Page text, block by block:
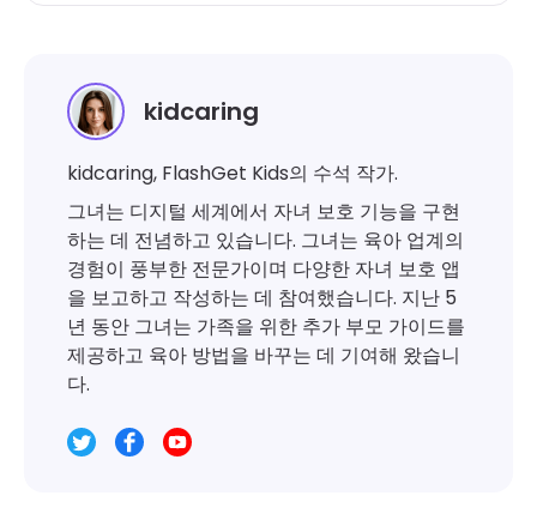
kidcaring
kidcaring, FlashGet Kids의 수석 작가.
그녀는 디지털 세계에서 자녀 보호 기능을 구현
하는 데 전념하고 있습니다. 그녀는 육아 업계의
경험이 풍부한 전문가이며 다양한 자녀 보호 앱
을 보고하고 작성하는 데 참여했습니다. 지난 5
년 동안 그녀는 가족을 위한 추가 부모 가이드를
제공하고 육아 방법을 바꾸는 데 기여해 왔습니
다.